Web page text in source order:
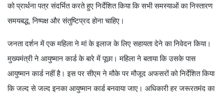
को प्रार्थना पत्र संदर्भित करते हुए निर्देशित किया कि सभी समस्याओं का निस्तारण
समयबद्ध, निष्पक्ष और संतुष्टिप्रद होना चाहिए।
जनता दर्शन में एक महिला ने मां के इलाज के लिए सहायता देने का निवेदन किया।
मुख्यमंत्री ने आयुष्मान कार्ड के बारे में पूछा। महिला ने बताया कि उसके पास
आयुष्मान कार्ड नहीं है। इस पर सीएम ने मौके पर मौजूद अफसरों को निर्देशित किया
कि जल्द से जल्द इनका आयुष्मान कार्ड बनवाया जाए। अधिकारी हर जरूरतमंद का